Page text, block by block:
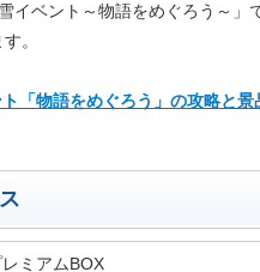
イベント～物語をめぐろう～」
。
「物語をめぐろう」の攻略と景
レミアムBOX